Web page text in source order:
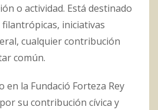
o actividad. Está destinado
filantrópicas, iniciativas
cualquier contribución
común.
en la Fundació Forteza Rey
su contribución cívica y